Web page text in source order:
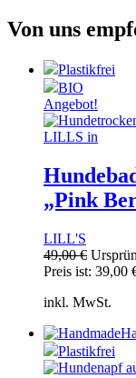
Von uns
Plastikfrei
BIO
Angebot!
„Pink
LILL'S
49,00€
Preis ist: 39,00
inkl. MwSt.
Plastikfrei